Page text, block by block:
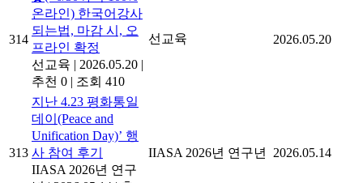
314
온라인) 한국어강사
되는법, 마감 시, 오
프라인 확정
선교육 | 2026.05.20 |
추천 0 | 조회 410
선교육 2026.05.20
313
지난 4.23 평화통일
데이(Peace and
Unification Day)’ 행
사 참여 후기
IIASA 2026년 연구
IIASA 2026년 연구년 2026.05.14